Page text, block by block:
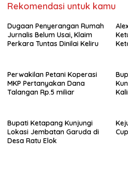
Rekomendasi untuk kamu
Dugaan Penyerangan Rumah
Jurnalis Belum Usai, Klaim
Perkara Tuntas Dinilai Keliru
Perwakilan Petani Koperasi
MKP Pertanyakan Dana
Talangan Rp.5 miliar
Bupati Ketapang Kunjungi
Lokasi Jembatan Garuda di
Desa Ratu Elok